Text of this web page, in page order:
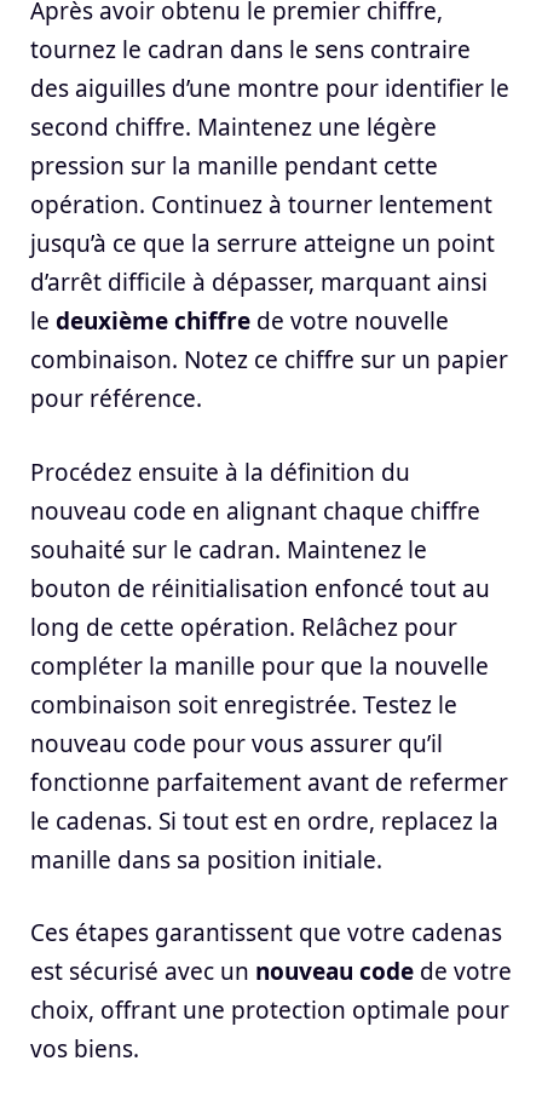
Après avoir obtenu le premier chiffre,
tournez le cadran dans le sens contraire
des aiguilles d’une montre pour identifier le
second chiffre. Maintenez une légère
pression sur la manille pendant cette
opération. Continuez à tourner lentement
jusqu’à ce que la serrure atteigne un point
d’arrêt difficile à dépasser, marquant ainsi
le deuxième chiffre de votre nouvelle
combinaison. Notez ce chiffre sur un papier
pour référence.
Procédez ensuite à la définition du
nouveau code en alignant chaque chiffre
souhaité sur le cadran. Maintenez le
bouton de réinitialisation enfoncé tout au
long de cette opération. Relâchez pour
compléter la manille pour que la nouvelle
combinaison soit enregistrée. Testez le
nouveau code pour vous assurer qu’il
fonctionne parfaitement avant de refermer
le cadenas. Si tout est en ordre, replacez la
manille dans sa position initiale.
Ces étapes garantissent que votre cadenas
est sécurisé avec un nouveau code de votre
choix, offrant une protection optimale pour
vos biens.